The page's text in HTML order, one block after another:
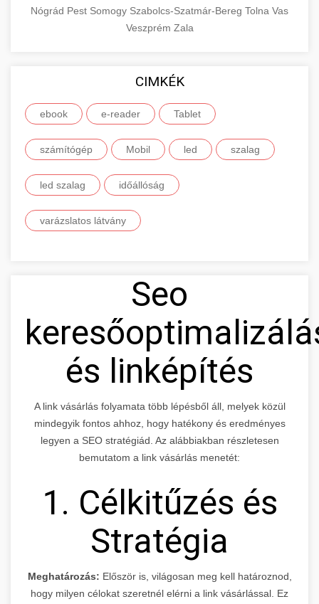
Nógrád Pest Somogy Szabolcs-Szatmár-Bereg Tolna Vas
Veszprém Zala
CIMKÉK
ebook e-reader Tablet
számítógép Mobil led szalag
led szalag időállóság
varázslatos látvány
Seo
és linképítés
A link vásárlás folyamata több lépésből áll, melyek közül
mindegyik fontos ahhoz, hogy hatékony és eredményes
legyen a SEO stratégiád. Az alábbiakban részletesen
bemutatom a link vásárlás menetét:
1. Célkitűzés és
Stratégia
Meghatározás: Először is, világosan meg kell határoznod,
hogy milyen célokat szeretnél elérni a link vásárlással. Ez